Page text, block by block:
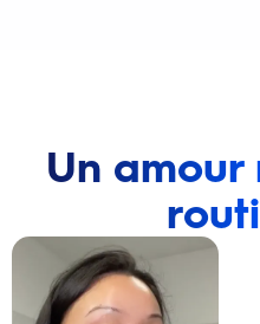
Un amour
Lire la vidéo : Une jeune femme montre